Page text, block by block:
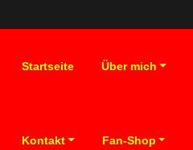
Startseite Über mich
Kontakt Fan-Shop